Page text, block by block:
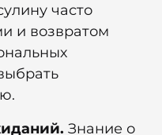
часто
и возвратом
Знание о